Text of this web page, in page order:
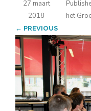
27 maart
2018
het
← PREVIOUS